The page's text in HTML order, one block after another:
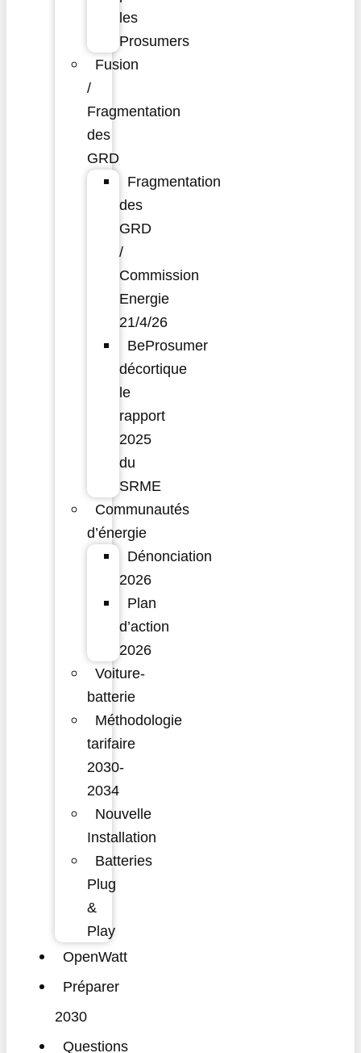
les
Prosumers
Fusion
/
Fragmentation
des
GRD
Fragmentation
des
GRD
/
Commission
Energie
21/4/26
BeProsumer
décortique
le
rapport
2025
du
SRME
Communautés
d’énergie
Dénonciation
2026
Plan
d’action
2026
Voiture-
batterie
Méthodologie
tarifaire
2030-
2034
Nouvelle
Installation
Batteries
Plug
&
Play
OpenWatt
Préparer
2030
Questions